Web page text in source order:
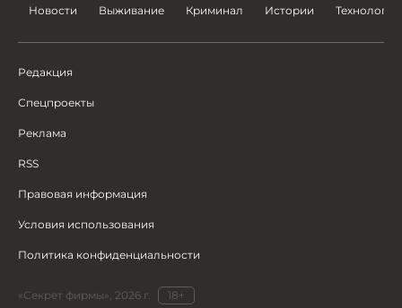
Новости Выживание Криминал Истории Технологии
Редакция
Спецпроекты
Реклама
RSS
Правовая информация
Условия использования
Политика конфиденциальности
«Секрет фирмы», 2026 г. 18+